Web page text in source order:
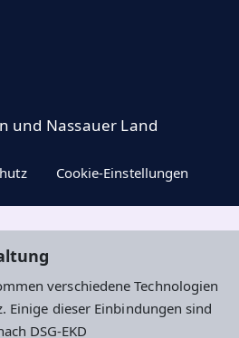
verschiedene Technologien
Einige dieser Einbindungen sind
DSG-EKD
und Nassauer Land
Cookie-Einstellungen
geistige Impulse und
...